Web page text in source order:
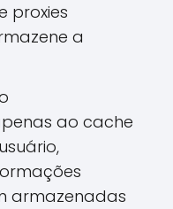
proxies
a
ao cache
armazenadas